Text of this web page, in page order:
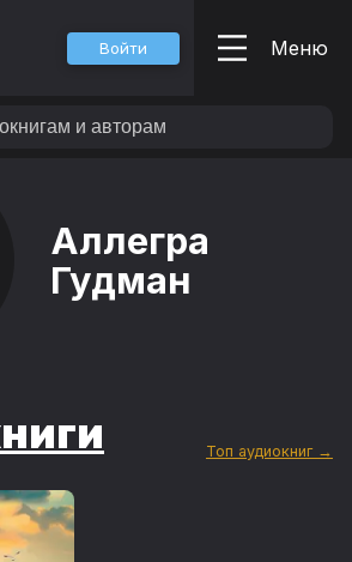
Войти Меню
Аллегра
Гудман
Топ аудиокниг →